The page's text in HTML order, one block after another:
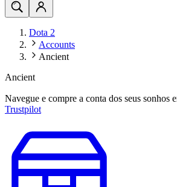
Dota 2
Accounts
Ancient
Ancient
Navegue e compre a conta dos seus sonhos
Trustpilot